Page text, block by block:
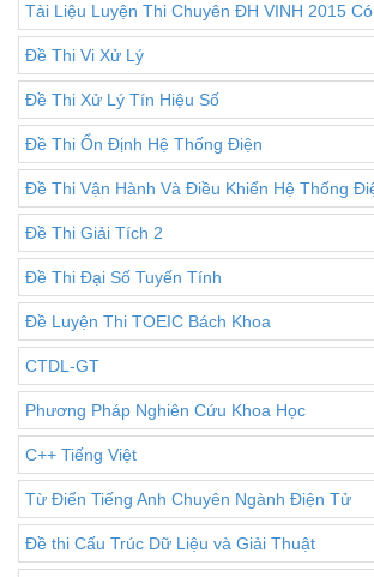
Tài Liệu Luyện Thi Chuyên ĐH VINH 2015
Đề Thi Vi Xử Lý
Đề Thi Xử Lý Tín Hiệu Số
Đề Thi Ổn Định Hệ Thống Điện
Đề Thi Vận Hành Và Điều Khiển Hệ Thống
Đề Thi Giải Tích 2
Đề Thi Đại Số Tuyến Tính
Đề Luyện Thi TOEIC Bách Khoa
CTDL-GT
Phương Pháp Nghiên Cứu Khoa Học
C++ Tiếng Việt
Từ Điển Tiếng Anh Chuyên Ngành Điện Tử
Đề thi Cấu Trúc Dữ Liệu và Giải Thuật